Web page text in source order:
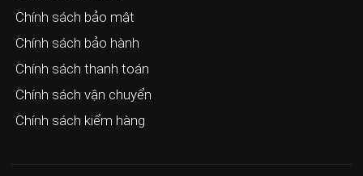
Chính sách bảo mật
Chính sách bảo hành
Chính sách thanh toán
Chính sách vận chuyển
Chính sách kiểm hàng